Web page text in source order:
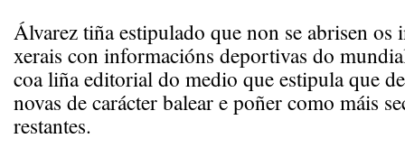
Álvarez tiña estipulado que non se abrisen os
xerais con informacións deportivas do
coa liña editorial do medio que estipula que
novas de carácter balear e poñer como máis
restantes.